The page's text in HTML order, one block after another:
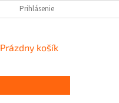
Prihlásenie
NÁKUPNÝ
Prázdny košík